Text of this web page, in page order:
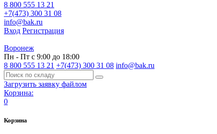
8 800 555 13 21
+7(473) 300 31 08
info@bak.ru
Вход Регистрация
Воронеж
Пн - Пт с 9:00 до 18:00
8 800 555 13 21 +7(473) 300 31 08 info@bak.ru
Загрузить заявку файлом
Корзина:
0
Корзина